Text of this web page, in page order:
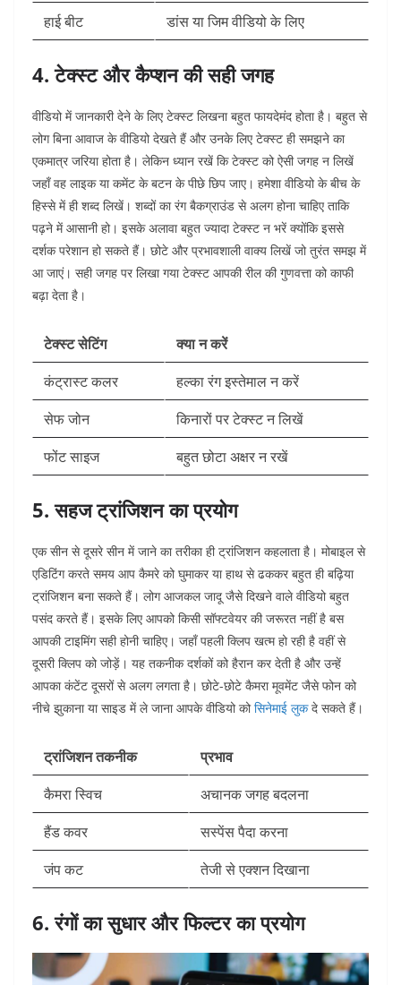
हाई बीट डांस या जिम वीडियो के लिए
4. टेक्स्ट और कैप्शन की सही जगह
वीडियो में जानकारी देने के लिए टेक्स्ट लिखना बहुत फायदेमंद होता है। बहुत से
लोग बिना आवाज के वीडियो देखते हैं और उनके लिए टेक्स्ट ही समझने का
एकमात्र जरिया होता है। लेकिन ध्यान रखें कि टेक्स्ट को ऐसी जगह न लिखें
जहाँ वह लाइक या कमेंट के बटन के पीछे छिप जाए। हमेशा वीडियो के बीच के
हिस्से में ही शब्द लिखें। शब्दों का रंग बैकग्राउंड से अलग होना चाहिए ताकि
पढ़ने में आसानी हो। इसके अलावा बहुत ज्यादा टेक्स्ट न भरें क्योंकि इससे
दर्शक परेशान हो सकते हैं। छोटे और प्रभावशाली वाक्य लिखें जो तुरंत समझ में
आ जाएं। सही जगह पर लिखा गया टेक्स्ट आपकी रील की गुणवत्ता को काफी
बढ़ा देता है।
टेक्स्ट सेटिंग
क्या न करें
कंट्रास्ट कलर
हल्का रंग इस्तेमाल न करें
सेफ जोन
किनारों पर टेक्स्ट न लिखें
फोंट साइज
बहुत छोटा अक्षर न रखें
5. सहज ट्रांजिशन का प्रयोग
एक सीन से दूसरे सीन में जाने का तरीका ही ट्रांजिशन कहलाता है। मोबाइल से
एडिटिंग करते समय आप कैमरे को घुमाकर या हाथ से ढककर बहुत ही बढ़िया
ट्रांजिशन बना सकते हैं। लोग आजकल जादू जैसे दिखने वाले वीडियो बहुत
पसंद करते हैं। इसके लिए आपको किसी सॉफ्टवेयर की जरूरत नहीं है बस
आपकी टाइमिंग सही होनी चाहिए। जहाँ पहली क्लिप खत्म हो रही है वहीं से
दूसरी क्लिप को जोड़ें। यह तकनीक दर्शकों को हैरान कर देती है और उन्हें
आपका कंटेंट दूसरों से अलग लगता है। छोटे-छोटे कैमरा मूवमेंट जैसे फोन को
नीचे झुकाना या साइड में ले जाना आपके वीडियो कोसिनेमाई लुकदे सकते हैं।
ट्रांजिशन तकनीक
प्रभाव
कैमरा स्विच
अचानक जगह बदलना
हैंड कवर
सस्पेंस पैदा करना
जंप कट
तेजी से एक्शन दिखाना
6. रंगों का सुधार और फिल्टर का प्रयोग